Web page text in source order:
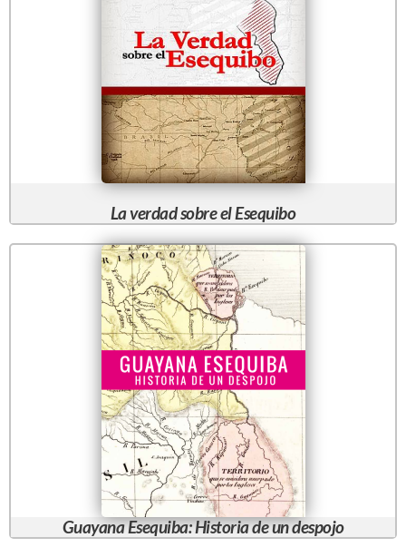
La verdad sobre el Esequibo
Guayana Esequiba: Historia de un despojo